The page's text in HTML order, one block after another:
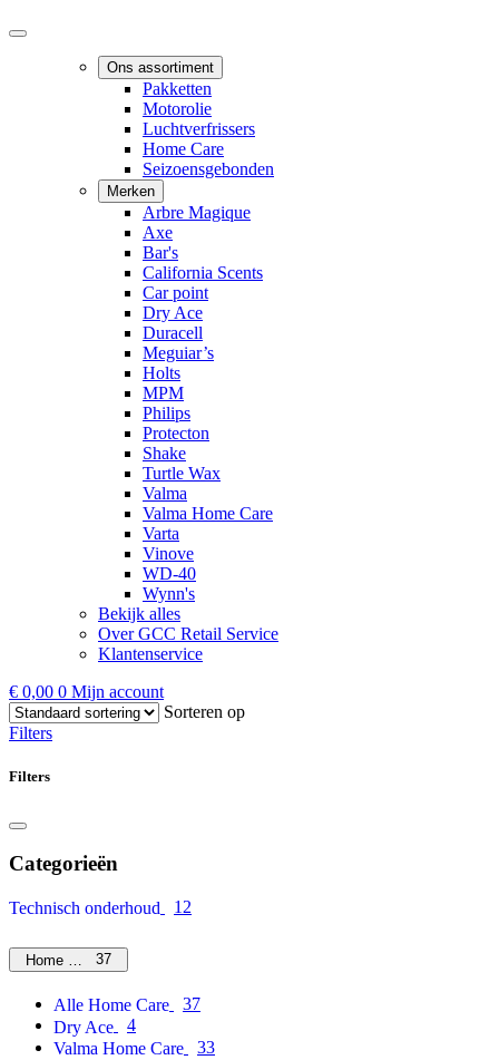
Ons assortiment
Pakketten
Motorolie
Luchtverfrissers
Home Care
Seizoensgebonden
Merken
Arbre Magique
Axe
Bar's
California Scents
Car point
Dry Ace
Duracell
Meguiar’s
Holts
MPM
Philips
Protecton
Shake
Turtle Wax
Valma
Valma Home Care
Varta
Vinove
WD-40
Wynn's
Bekijk alles
Over GCC Retail Service
Klantenservice
€ 0,00 0 Mijn account
Sorteren op
Filters
Filters
Categorieën
Technisch onderhoud 12
Home Care37
Alle Home Care
37
Dry Ace
4
Valma Home Care
33